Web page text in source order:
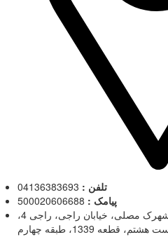
تلفن :
پیامک :
آذربایجان شرقی، تبریز، شهرک مصلی، خیابان راجی، راجی 4،
قطعه 1339، طبقه چهارم